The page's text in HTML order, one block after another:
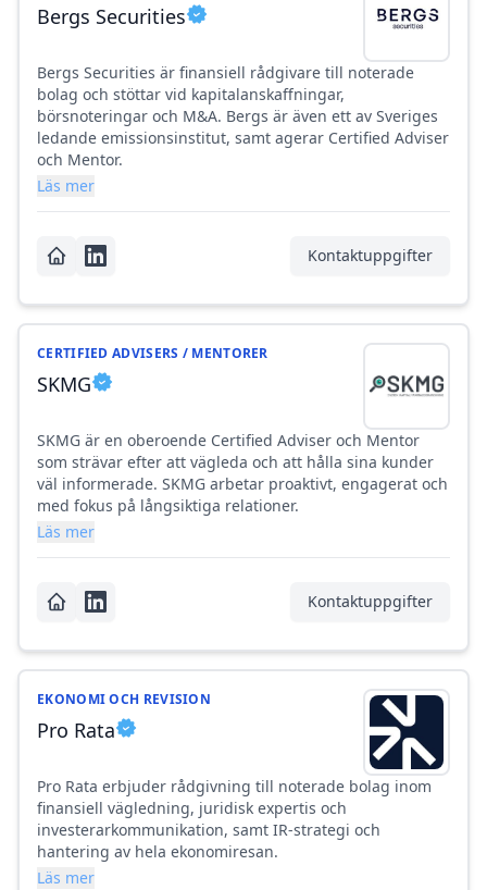
Bergs Securities
Bergs Securities är finansiell rådgivare till noterade
bolag och stöttar vid kapitalanskaffningar,
börsnoteringar och M&A. Bergs är även ett av Sveriges
ledande emissionsinstitut, samt agerar Certified Adviser
och Mentor.
Läs mer
Kontaktuppgifter
CERTIFIED ADVISERS / MENTORER
SKMG
SKMG är en oberoende Certified Adviser och Mentor
som strävar efter att vägleda och att hålla sina kunder
väl informerade. SKMG arbetar proaktivt, engagerat och
med fokus på långsiktiga relationer.
Läs mer
Kontaktuppgifter
EKONOMI OCH REVISION
Pro Rata
Pro Rata erbjuder rådgivning till noterade bolag inom
finansiell vägledning, juridisk expertis och
investerarkommunikation, samt IR-strategi och
hantering av hela ekonomiresan.
Läs mer